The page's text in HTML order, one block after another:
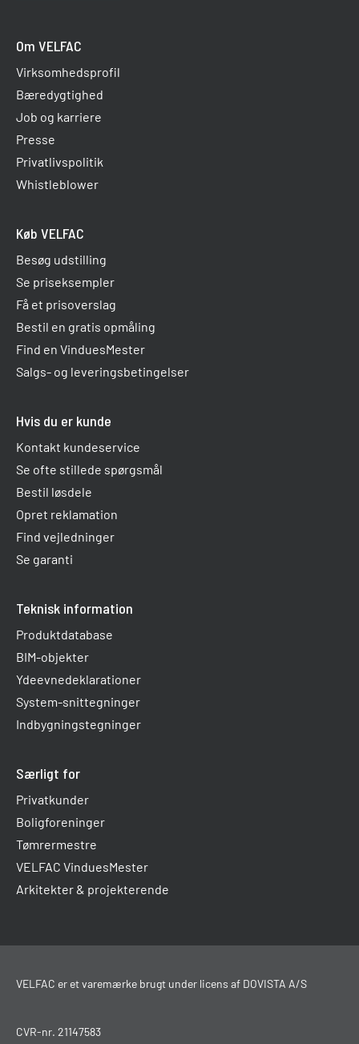
Om VELFAC
Virksomhedsprofil
Bæredygtighed
Job og karriere
Presse
Privatlivspolitik
Whistleblower
Køb VELFAC
Besøg udstilling
Se priseksempler
Få et prisoverslag
Bestil en gratis opmåling
Find en VinduesMester
Salgs- og leveringsbetingelser
Hvis du er kunde
Kontakt kundeservice
Se ofte stillede spørgsmål
Bestil løsdele
Opret reklamation
Find vejledninger
Se garanti
Teknisk information
Produktdatabase
BIM-objekter
Ydeevnedeklarationer
System-snittegninger
Indbygningstegninger
Særligt for
Privatkunder
Boligforeninger
Tømrermestre
VELFAC VinduesMester
Arkitekter & projekterende
VELFAC er et varemærke brugt under licens af DOVISTA A/S
CVR-nr. 21147583